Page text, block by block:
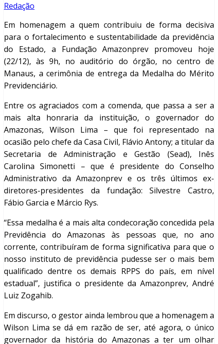
Redação
Em homenagem a quem contribuiu de forma decisiva
para o fortalecimento e sustentabilidade da previdência
do Estado, a Fundação Amazonprev promoveu hoje
(22/12), às 9h, no auditório do órgão, no centro de
Manaus, a cerimônia de entrega da Medalha do Mérito
Previdenciário.
Entre os agraciados com a comenda, que passa a ser a
mais alta honraria da instituição, o governador do
Amazonas, Wilson Lima – que foi representado na
ocasião pelo chefe da Casa Civil, Flávio Antony; a titular da
Secretaria de Administração e Gestão (Sead), Inês
Carolina Simonetti – que é presidente do Conselho
Administrativo da Amazonprev e os três últimos ex-
diretores-presidentes da fundação: Silvestre Castro,
Fábio Garcia e Márcio Rys.
“Essa medalha é a mais alta condecoração concedida pela
Previdência do Amazonas às pessoas que, no ano
corrente, contribuíram de forma significativa para que o
nosso instituto de previdência pudesse ser o mais bem
qualificado dentre os demais RPPS do país, em nível
estadual”, justifica o presidente da Amazonprev, André
Luiz Zogahib.
Em discurso, o gestor ainda lembrou que a homenagem a
Wilson Lima se dá em razão de ser, até agora, o único
governador da história do Amazonas a ter um olhar